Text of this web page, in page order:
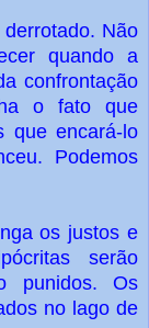
derrotado. Não
quando a
confrontação
o fato que
que encará-lo
Podemos
os justos e
serão
punidos. Os
no lago de